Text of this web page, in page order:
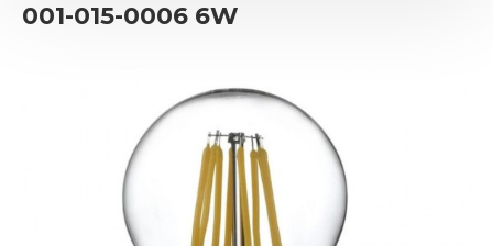
001-015-0006 6W